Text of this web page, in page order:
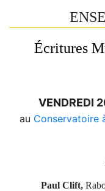
Écritures
VENDREDI
au Conservatoire
Paul Clift,